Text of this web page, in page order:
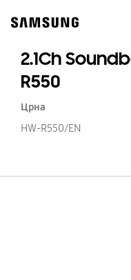
content
2.1Ch
R550
Црна
HW-R550/EN